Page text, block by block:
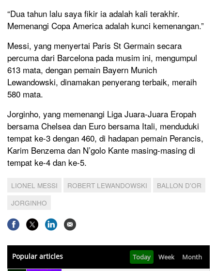
“Dua tahun lalu saya fikir ia adalah kali terakhir.
Memenangi Copa America adalah kunci kemenangan.”
Messi, yang menyertai Paris St Germain secara
percuma dari Barcelona pada musim ini, mengumpul
613 mata, dengan pemain Bayern Munich
Lewandowski, dinamakan penyerang terbaik, meraih
580 mata.
Jorginho, yang memenangi Liga Juara-Juara Eropah
bersama Chelsea dan Euro bersama Itali, menduduki
tempat ke-3 dengan 460, di hadapan pemain Perancis,
Karim Benzema dan N’golo Kante masing-masing di
tempat ke-4 dan ke-5.
LIONEL MESSI ROBERT LEWANDOWSKI
BALLON D'OR
JORGINHO
Popular articles Today Week Month